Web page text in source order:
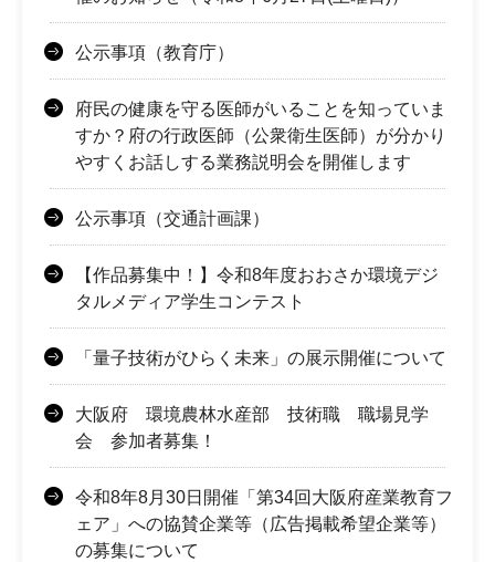
公示事項（教育庁）
府民の健康を守る医師がいることを知っていま
すか？府の行政医師（公衆衛生医師）が分かり
やすくお話しする業務説明会を開催します
公示事項（交通計画課）
【作品募集中！】令和8年度おおさか環境デジ
タルメディア学生コンテスト
「量子技術がひらく未来」の展示開催について
大阪府 環境農林水産部 技術職 職場見学
会 参加者募集！
令和8年8月30日開催「第34回大阪府産業教育フ
ェア」への協賛企業等（広告掲載希望企業等）
の募集について